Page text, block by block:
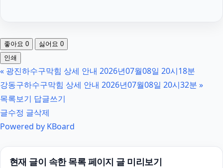
마약전문변호사
서초음주운전변호사
좋아요 0 싫어요 0
인쇄
« 광진하수구막힘 상세 안내 2026년07월08일 20시18분
강동구하수구막힘 상세 안내 2026년07월08일 20시32분 »
목록보기 답글쓰기
글수정 글삭제
Powered by KBoard
현재 글이 속한 목록 페이지 글 미리보기